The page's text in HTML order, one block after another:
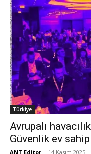
Türkiye
Avrupalı
Güvenlik ev
ANT Editor - 14 Kasım 2025